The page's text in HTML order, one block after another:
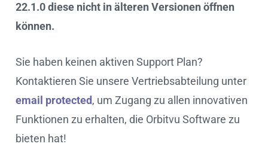
22.1.0 diese nicht in älteren Versionen öffnen
können.
Sie haben keinen aktiven Support Plan?
Kontaktieren Sie unsere Vertriebsabteilung unter
email protected, um Zugang zu allen innovativen
Funktionen zu erhalten, die Orbitvu Software zu
bieten hat!